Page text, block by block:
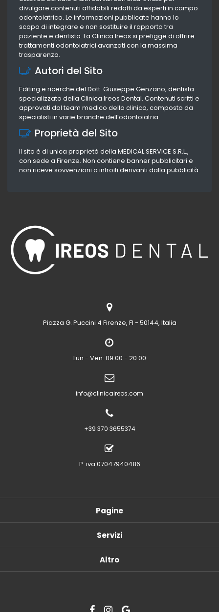
divulgare contenuti affidabili redatti da esperti in campo
odontoiatrico. Le informazioni pubblicate hanno lo
scopo di integrare e non sostituire il rapporto tra
paziente e dentista. La Clinica Ireos si prefigge di offrire
trattamenti odontoiatrici avanzati con la massima
trasparenza.
Autori del Sito
Editing e ricerche del Dott. Giuseppe Genzano, dentista
specializzato della Clinica Ireos Dental. Contenuti scritti e
approvati dal team medico della clinica, composto da
specialisti in varie branche dell’odontoiatria.
Proprietà del Sito
Il sito è di unica proprietà della MEDICAL SERVICE S.R.L.,
con sede a Firenze. Non contiene banner pubblicitari e
non riceve sovvenzioni o introiti derivanti dalla pubblicità.
Piazza G. Puccini 4 Firenze, FI - 50144, Italia
Lun - Ven: 09.00 - 20.00
info@clinicaireos.com
+39 370 3655374
P. iva 07047940486
Pagine
Servizi
Altro